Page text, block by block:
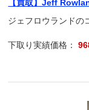
【買取】Jeff
ジェフロウランドの
下取り実績価格：